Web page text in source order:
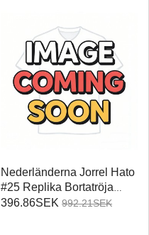
Nederländerna Jorrel Hato
#25 Replika Bortatröja
Damer VM 2026
396.86SEK 992.21SEK